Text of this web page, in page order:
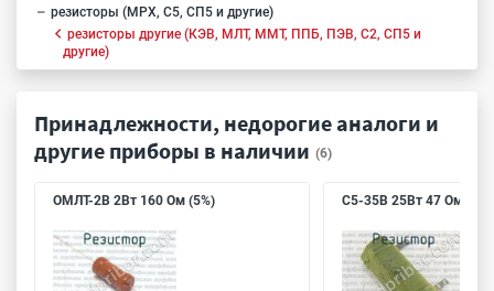
резисторы (МРХ, С5, СП5 и другие)
резисторы другие (КЭВ, МЛТ, ММТ, ППБ, ПЭВ, С2, СП5 и
другие)
Принадлежности, недорогие аналоги и
другие приборы в наличии (6)
ОМЛТ-2В 2Вт 160 Ом (5%) С5-35В 25Вт 47 Ом 5%